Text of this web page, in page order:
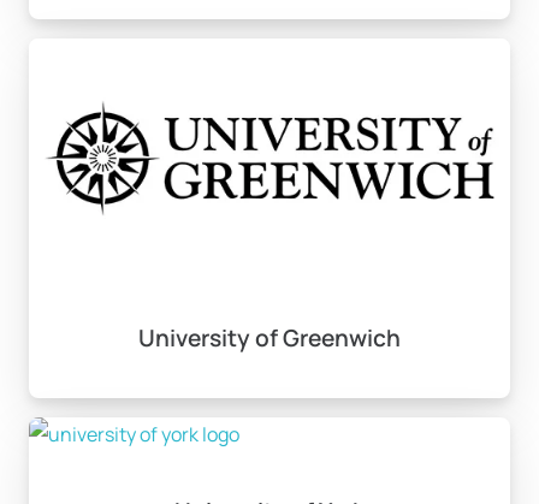
Hazırlık Programları ve
Seçenekleri
Eğer lisans programınıza doğrudan başvuru
gerekliliklerini karşılayamıyorsanız, hazırlık
yapmanıza olanak tanır. Hazırlık yılı, eğitim alacağınız
yeterliliğinizi artırmaya yönelik içerikler de sunar.
Uluslararası Bakalorya (IB) diploması gibi alternatif
University of Greenwich